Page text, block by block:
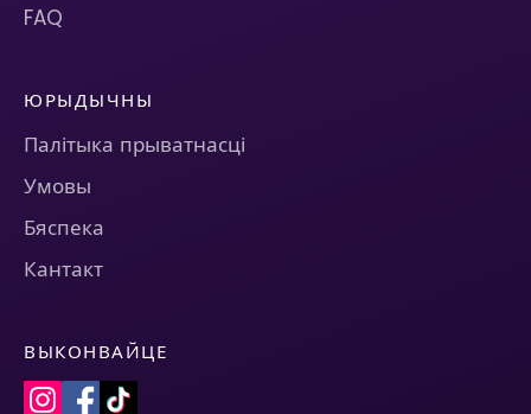
FAQ
ЮРЫДЫЧНЫ
Палітыка прыватнасці
Умовы
Бяспека
Кантакт
ВЫКОНВАЙЦЕ